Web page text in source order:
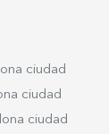
aparcamiento
A,
en pleno
la propiedad
ciudad
ciudad
ciudad